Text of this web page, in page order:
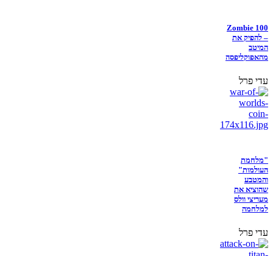
Zombie 100
– להפיק את
המיטב
מהאפוקליפסה
עדי פרל
"מלחמת
העולמות"
והמטבע
שהוציא את
מעריצי וולס
למלחמה
עדי פרל